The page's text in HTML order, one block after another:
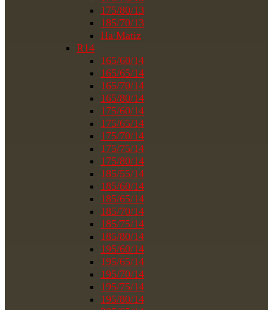
175/80/13
185/70/13
На Matiz
R14
165/60/14
165/65/14
165/70/14
165/80/14
175/60/14
175/65/14
175/70/14
175/75/14
175/80/14
185/55/14
185/60/14
185/65/14
185/70/14
185/75/14
185/80/14
195/60/14
195/65/14
195/70/14
195/75/14
195/80/14